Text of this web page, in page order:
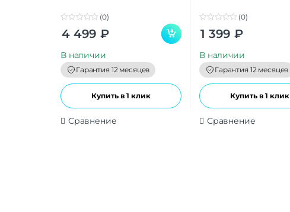
o
o
(0)
4 499 ₽
В наличии
Гарантия 12 месяцев
Купить в 1 клик
Сравнение
o
(0)
1 399 ₽
В наличии
Гарантия 12 месяцев
Купить в 1 клик
Сравнение